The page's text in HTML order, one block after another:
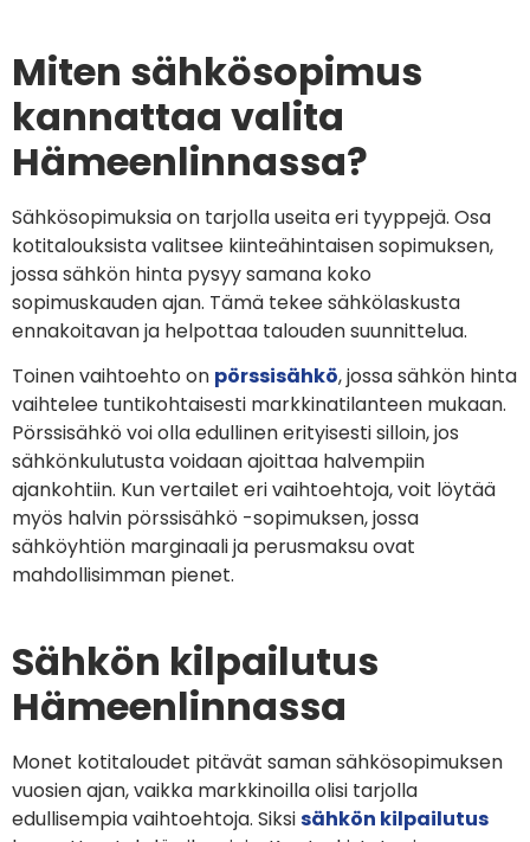
Miten sähkösopimus
kannattaa valita
Hämeenlinnassa?
Sähkösopimuksia on tarjolla useita eri tyyppejä. Osa
kotitalouksista valitsee kiinteähintaisen sopimuksen,
jossa sähkön hinta pysyy samana koko
sopimuskauden ajan. Tämä tekee sähkölaskusta
ennakoitavan ja helpottaa talouden suunnittelua.
Toinen vaihtoehto on pörssisähkö, jossa sähkön hinta
vaihtelee tuntikohtaisesti markkinatilanteen mukaan.
Pörssisähkö voi olla edullinen erityisesti silloin, jos
sähkönkulutusta voidaan ajoittaa halvempiin
ajankohtiin. Kun vertailet eri vaihtoehtoja, voit löytää
myös halvin pörssisähkö -sopimuksen, jossa
sähköyhtiön marginaali ja perusmaksu ovat
mahdollisimman pienet.
Sähkön kilpailutus
Hämeenlinnassa
Monet kotitaloudet pitävät saman sähkösopimuksen
vuosien ajan, vaikka markkinoilla olisi tarjolla
edullisempia vaihtoehtoja. Siksisähkön kilpailutus